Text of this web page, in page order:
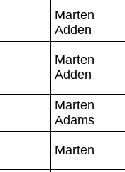
Marten
Adden
Marten
Adden
Marten
Adams
Marten